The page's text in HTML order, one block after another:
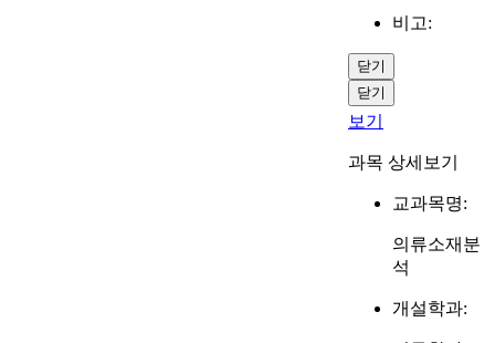
비고:
닫기
닫기
보기
과목 상세보기
교과목명:
의류소재분
석
개설학과: